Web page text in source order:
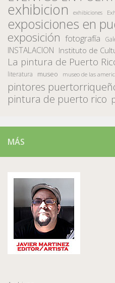
exhibicion exhibiciones
exposiciones en
exposición fotografía
INSTALACION Instituto de
La pintura de Puerto
literatura museo museo de las
pintores
pintura de puerto rico
MÁS